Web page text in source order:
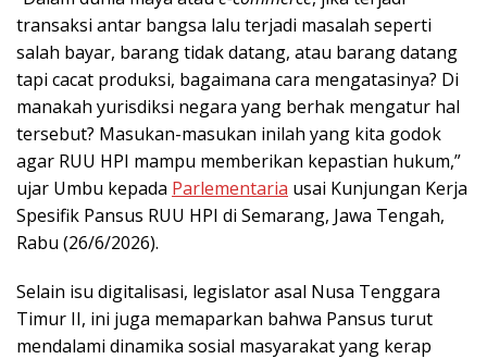
transaksi antar bangsa lalu terjadi masalah seperti
salah bayar, barang tidak datang, atau barang datang
tapi cacat produksi, bagaimana cara mengatasinya? Di
manakah yurisdiksi negara yang berhak mengatur hal
tersebut? Masukan-masukan inilah yang kita godok
agar RUU HPI mampu memberikan kepastian hukum,”
ujar Umbu kepada Parlementaria usai Kunjungan Kerja
Spesifik Pansus RUU HPI di Semarang, Jawa Tengah,
Rabu (26/6/2026).
Selain isu digitalisasi, legislator asal Nusa Tenggara
Timur II, ini juga memaparkan bahwa Pansus turut
mendalami dinamika sosial masyarakat yang kerap